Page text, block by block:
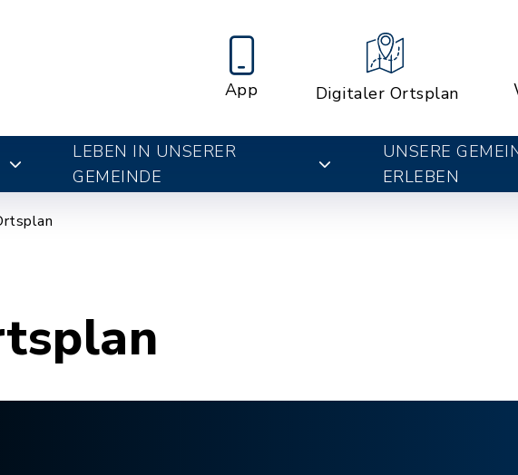
App Digitaler Ortsplan
LEBEN IN UNSERER
GEMEINDE
UNSERE
ERLEBEN